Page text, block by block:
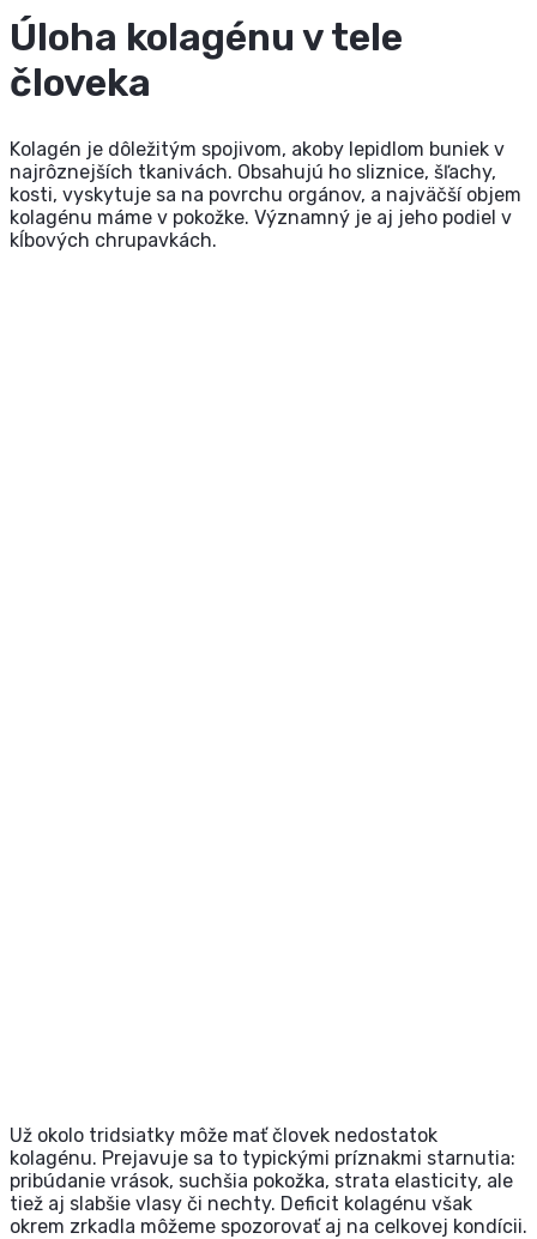
Úloha kolagénu v tele
človeka
Kolagén je dôležitým spojivom, akoby lepidlom buniek v
najrôznejších tkanivách. Obsahujú ho sliznice, šľachy,
kosti, vyskytuje sa na povrchu orgánov, a najväčší objem
kolagénu máme v pokožke. Významný je aj jeho podiel v
kĺbových chrupavkách.
Už okolo tridsiatky môže mať človek nedostatok
kolagénu. Prejavuje sa to typickými príznakmi starnutia:
pribúdanie vrások, suchšia pokožka, strata elasticity, ale
tiež aj slabšie vlasy či nechty. Deficit kolagénu však
okrem zrkadla môžeme spozorovať aj na celkovej kondícii.